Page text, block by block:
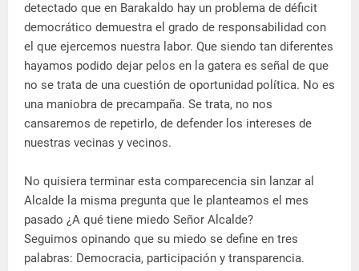
detectado que en Barakaldo hay un problema de déficit
democrático demuestra el grado de responsabilidad con
el que ejercemos nuestra labor. Que siendo tan diferentes
hayamos podido dejar pelos en la gatera es señal de que
no se trata de una cuestión de oportunidad política. No es
una maniobra de precampaña. Se trata, no nos
cansaremos de repetirlo, de defender los intereses de
nuestras vecinas y vecinos.
No quisiera terminar esta comparecencia sin lanzar al
Alcalde la misma pregunta que le planteamos el mes
pasado ¿A qué tiene miedo Señor Alcalde?
Seguimos opinando que su miedo se define en tres
palabras: Democracia, participación y transparencia.